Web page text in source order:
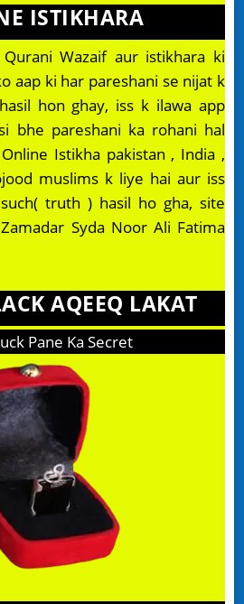
ISTIKHARA
Wazaif aur istikhara ki
aap ki har pareshani se nijat k
hon ghay, iss k ilawa app
bhe pareshani ka rohani hal
Istikha pakistan , India ,
muslims k liye hai aur iss
truth ) hasil ho gha, site
Syda Noor Ali Fatima
AQEEQ LAKAT
Pane Ka Secret